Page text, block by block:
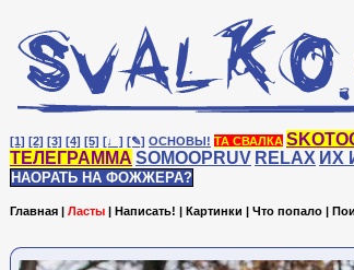
[1] [2] [3] [4] [5] [♩] [✎] ОСНОВЫ! ТА СВАЛКА
ТЕЛЕГРАММА SOMOOPRUV RELAX ИХ
НАОРАТЬ НА ФОЖЖЕРА?
Главная | Ласты | Написать! | Картинки | Что попало |